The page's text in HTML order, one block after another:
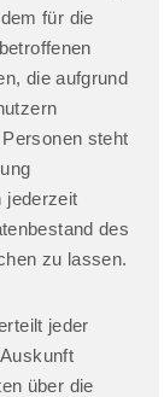
für die
die aufgrund
steht
jederzeit
des
zu lassen.
jeder
über die